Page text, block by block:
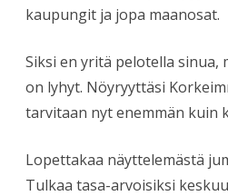
kaupungit ja jopa maanosat.
Siksi en yritä pelotella sinua,
on lyhyt. Nöyryyttäsi
tarvitaan nyt enemmän kuin
Lopettakaa näyttelemästä
Tulkaa tasa-arvoisiksi